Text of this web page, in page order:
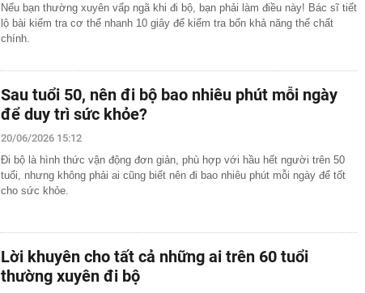
Nếu bạn thường xuyên vấp ngã khi đi bộ, bạn phải làm điều này! Bác sĩ tiết
lộ bài kiểm tra cơ thể nhanh 10 giây để kiểm tra bốn khả năng thể chất
chính.
Sau tuổi 50, nên đi bộ bao nhiêu phút mỗi ngày
để duy trì sức khỏe?
20/06/2026 15:12
Đi bộ là hình thức vận động đơn giản, phù hợp với hầu hết người trên 50
tuổi, nhưng không phải ai cũng biết nên đi bao nhiêu phút mỗi ngày để tốt
cho sức khỏe.
Lời khuyên cho tất cả những ai trên 60 tuổi
thường xuyên đi bộ